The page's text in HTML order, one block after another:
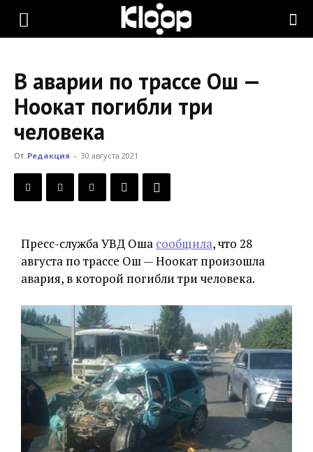
KLOOP.KG
Новости
Кыргызстана
В аварии по трассе Ош —
Ноокат погибли три
человека
От Редакция - 30 августа 2021
Пресс-служба УВД Оша сообщила, что 28
августа по трассе Ош — Ноокат произошла
авария, в которой погибли три человека.